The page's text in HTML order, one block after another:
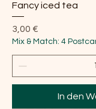
Fancy iced tea
Preis
3,00 €
Mix & Match: 4
In den